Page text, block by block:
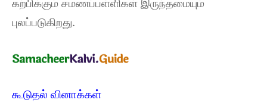
கற்பிக்கும் சமணப்பள்ளிகள் இருந்தமையும்
புலப்படுகிறது.
கூடுதல் வினாக்கள்